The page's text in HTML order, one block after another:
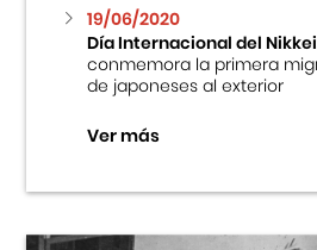
19/06/2020
Día Internacional del
conmemora la primera
de japoneses al exterior
Ver más